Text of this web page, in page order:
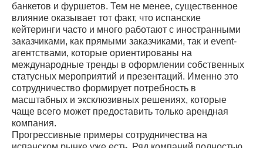
банкетов и фуршетов. Тем не менее, существенное
влияние оказывает тот факт, что испанские
кейтеринги часто и много работают с иностранными
заказчиками, как прямыми заказчиками, так и event-
агентствами, которые ориентированы на
международные тренды в оформлении собственных
статусных мероприятий и презентаций. Именно это
сотрудничество формирует потребность в
масштабных и эксклюзивных решениях, которые
чаще всего может предоставить только арендная
компания.
Прогрессивные примеры сотрудничества на